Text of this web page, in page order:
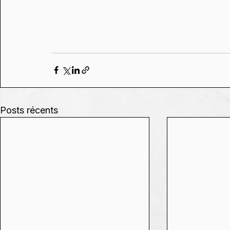
Posts récents